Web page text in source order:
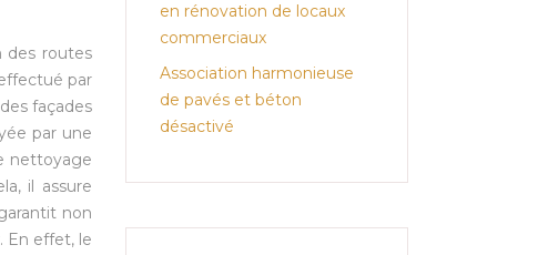
des routes
par
façades
par une
nettoyage
il assure
non
En effet, le
en rénovation de locaux
commerciaux
Association harmonieuse
de pavés et béton
désactivé